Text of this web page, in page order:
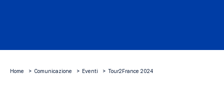
Home Comunicazione Eventi Tour2France 2024